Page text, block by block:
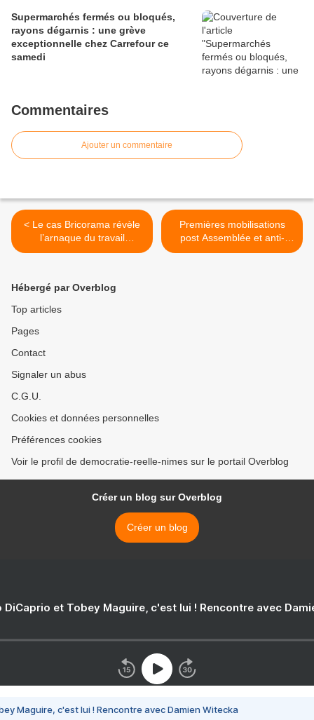
Supermarchés fermés ou bloqués,
rayons dégarnis : une grève
exceptionnelle chez Carrefour ce
samedi
Commentaires
Ajouter un commentaire
< Le cas Bricorama révèle
l’arnaque du travail
dominical
Premières mobilisations
post Assemblée et anti-
Macron >
Hébergé par Overblog
Top articles
Pages
Contact
Signaler un abus
C.G.U.
Cookies et données personnelles
Préférences cookies
Voir le profil de democratie-reelle-nimes sur le portail Overblog
Créer un blog sur Overblog
Créer un blog
DiCaprio et Tobey Maguire, c'est lui ! Rencontre avec
Maguire, c'est lui ! Rencontre avec Damien Witecka